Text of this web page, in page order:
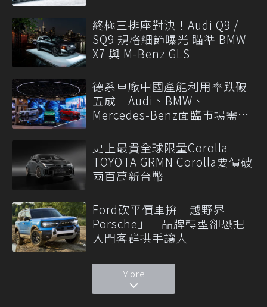
終極三排座對決！Audi Q9 /
SQ9 規格細節曝光 瞄準 BMW
X7 與 M-Benz GLS
德系車廠中國產能利用率跌破
五成 Audi、BMW、
Mercedes-Benz面臨市場需求
史上最貴全球限量Corolla
TOYOTA GRMN Corolla要價破
兩百萬新台幣
Ford砍平價車拚「越野界
Porsche」 品牌轉型卻恐把
入門客群拱手讓人
More